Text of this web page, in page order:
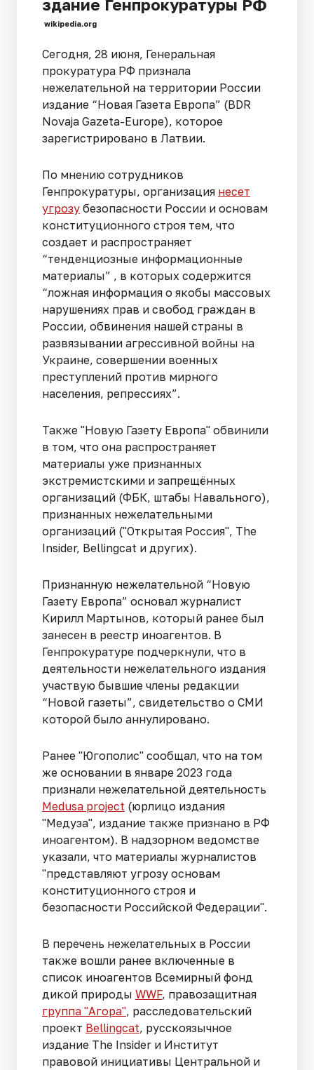
здание Генпрокуратуры РФ
wikipedia.org
Сегодня, 28 июня, Генеральная
прокуратура РФ признала
нежелательной на территории России
издание “Новая Газета Европа” (BDR
Novaja Gazeta-Europe), которое
зарегистрировано в Латвии.
По мнению сотрудников
Генпрокуратуры, организация несет
угрозу безопасности России и основам
конституционного строя тем, что
создает и распространяет
“тенденциозные информационные
материалы” , в которых содержится
“ложная информация о якобы массовых
нарушениях прав и свобод граждан в
России, обвинения нашей страны в
развязывании агрессивной войны на
Украине, совершении военных
преступлений против мирного
населения, репрессиях”.
Также "Новую Газету Европа" обвинили
в том, что она распространяет
материалы уже признанных
экстремистскими и запрещённых
организаций (ФБК, штабы Навального),
признанных нежелательными
организаций ("Открытая Россия", The
Insider, Bellingcat и других).
Признанную нежелательной “Новую
Газету Европа” основал журналист
Кирилл Мартынов, который ранее был
занесен в реестр иноагентов. В
Генпрокуратуре подчеркнули, что в
деятельности нежелательного издания
участвую бывшие члены редакции
“Новой газеты”, свидетельство о СМИ
которой было аннулировано.
Ранее "Югополис" сообщал, что на том
же основании в январе 2023 года
признали нежелательной деятельность
Мedusa project (юрлицо издания
"Медуза", издание также признано в РФ
иноагентом). В надзорном ведомстве
указали, что материалы журналистов
"представляют угрозу основам
конституционного строя и
безопасности Российской Федерации".
В перечень нежелательных в России
также вошли ранее включенные в
список иноагентов Всемирный фонд
дикой природы WWF, правозащитная
группа "Агора", расследовательский
проект Bellingcat, русскоязычное
издание The Insider и Институт
правовой инициативы Центральной и